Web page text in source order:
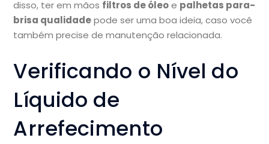
disso, ter em mãos filtros de óleoe palhetas para-
brisa qualidadepode ser uma boa ideia, caso você
também precise de manutenção relacionada.
Verificando o Nível do
Líquido de
Arrefecimento